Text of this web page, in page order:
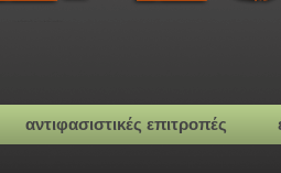
αντιφασιστικές επιτροπές